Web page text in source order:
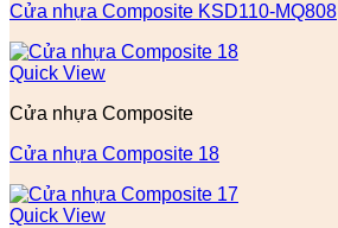
Cửa nhựa Composite KSD110-MQ808
Quick View
Cửa nhựa Composite
Cửa nhựa Composite 18
Quick View